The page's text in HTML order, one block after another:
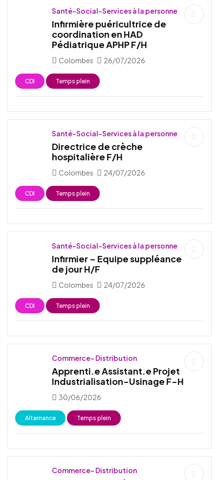
Santé-Social-Services à la personne
Infirmière puéricultrice de
coordination en HAD
Pédiatrique APHP F/H
Colombes 26/07/2026
CDI Temps plein
Santé-Social-Services à la personne
Directrice de crèche
hospitalière F/H
Colombes 24/07/2026
CDI Temps plein
Santé-Social-Services à la personne
Infirmier – Equipe suppléance
de jour H/F
Colombes 24/07/2026
CDI Temps plein
Commerce- Distribution
Apprenti.e Assistant.e Projet
Industrialisation-Usinage F-H
30/06/2026
Alternance Temps plein
Commerce- Distribution